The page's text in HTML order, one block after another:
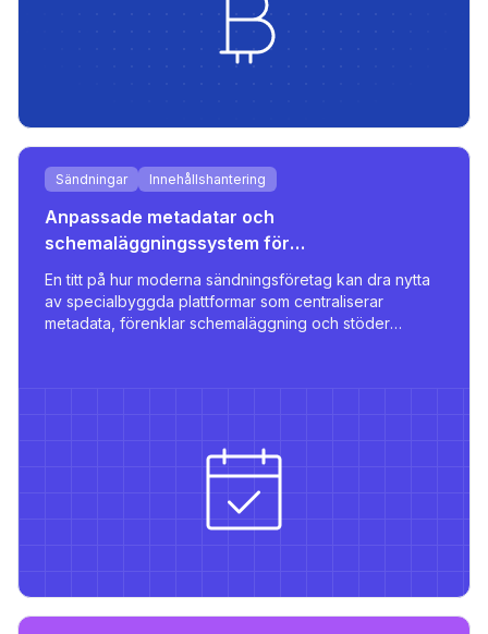
Sändningar Innehållshantering
Anpassade metadatar och
schemaläggningssystem för
sändningsföretag
En titt på hur moderna sändningsföretag kan dra nytta
av specialbyggda plattformar som centraliserar
metadata, förenklar schemaläggning och stöder